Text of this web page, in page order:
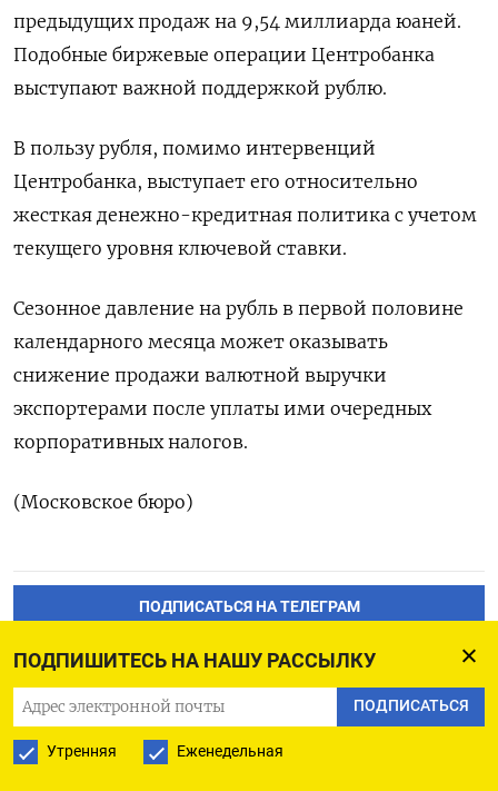
ПОДПИШИТЕСЬ НА НАШУ РАССЫЛКУ
ПОДПИСАТЬСЯ
Утренняя Еженедельная
предыдущих продаж на 9,54 миллиарда юаней.
Подобные биржевые операции Центробанка
выступают важной поддержкой рублю.
В пользу рубля, помимо интервенций
Центробанка, выступает его относительно
жесткая денежно-кредитная политика с учетом
текущего уровня ключевой ставки.
Сезонное давление на рубль в первой половине
календарного месяца может оказывать
снижение продажи валютной выручки
экспортерами после уплаты ими очередных
корпоративных налогов.
(Московское бюро)
ПОДПИСАТЬСЯ НА ТЕЛЕГРАМ
ПОДПИСАТЬСЯ В GOOGLE